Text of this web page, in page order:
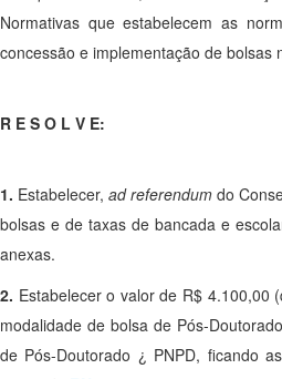
Normativas que estabelecem as
concessão e implementação de bolsas
R E S O L V E:
1. Estabelecer, ad referendum do
bolsas e de taxas de bancada e
anexas.
2. Estabelecer o valor de R$ 4.100,00
modalidade de bolsa de Pós-
de Pós-Doutorado ¿ PNPD, ficando